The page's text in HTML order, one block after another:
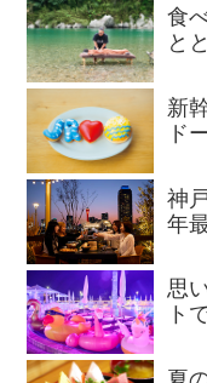
食
と
新
ド
神
年
思
ト